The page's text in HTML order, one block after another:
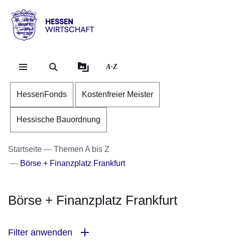
Hessen
Wirtschaft
A-Z
HessenFonds Kostenfreier Meister
Hessische Bauordnung
Startseite
Themen A bis Z
Börse + Finanzplatz Frankfurt
Börse + Finanzplatz Frankfurt
Filter anwenden